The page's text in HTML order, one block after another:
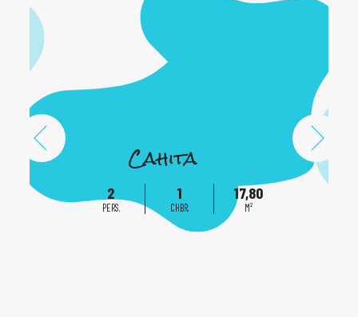
Cahita
2
PERS.
1
CHBR.
17,80
M²